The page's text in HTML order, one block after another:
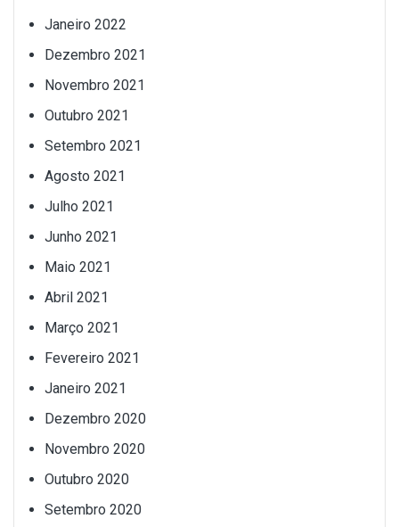
Janeiro 2022
Dezembro 2021
Novembro 2021
Outubro 2021
Setembro 2021
Agosto 2021
Julho 2021
Junho 2021
Maio 2021
Abril 2021
Março 2021
Fevereiro 2021
Janeiro 2021
Dezembro 2020
Novembro 2020
Outubro 2020
Setembro 2020